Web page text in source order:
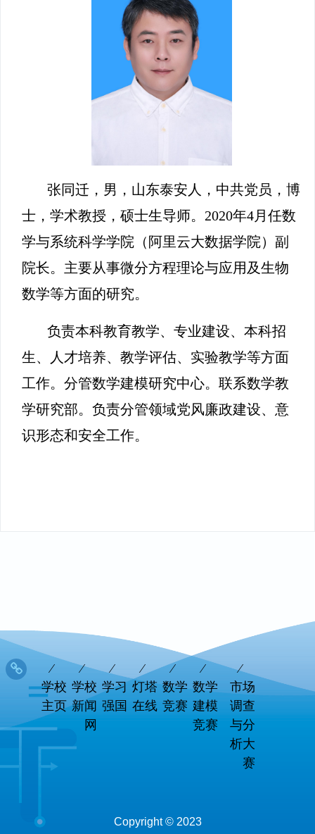
张同迁，男，山东泰安人，中共党员，博
士，学术教授，硕士生导师。2020年4月任数
学与系统科学学院（阿里云大数据学院）副
院长。主要从事微分方程理论与应用及生物
数学等方面的研究。
负责本科教育教学、专业建设、本科招
生、人才培养、教学评估、实验教学等方面
工作。分管数学建模研究中心。联系数学教
学研究部。负责分管领域党风廉政建设、意
识形态和安全工作。
学校
主页
学校
新闻
网
学习
强国
灯塔
在线
数学
竞赛
数学
建模
竞赛
市场
调查
与分
析大
赛
Copyright © 2023